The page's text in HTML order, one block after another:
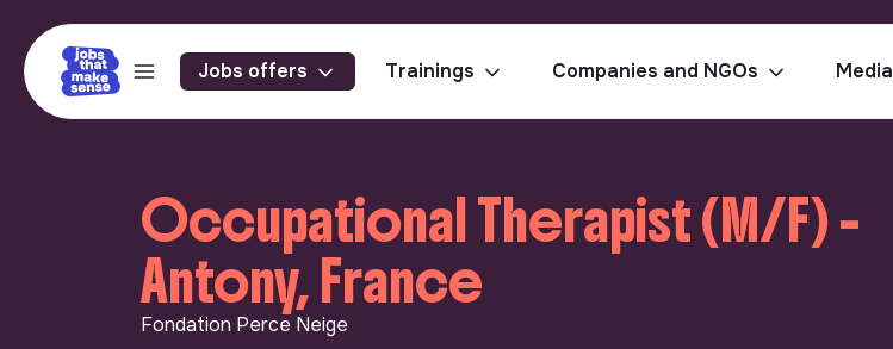
Jobs offers Trainings Companies and NGOs Media
Occupational Therapist (M/F) -
Antony, France
Fondation Perce Neige